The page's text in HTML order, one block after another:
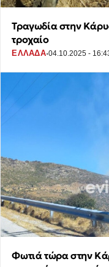
Τραγωδία στην
τροχαίο
ΕΛΛΑΔΑ·04.10.2025 -
Φωτιά τώρα στην